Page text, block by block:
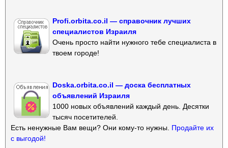
Profi.orbita.co.il — справочник лучших
специалистов Израиля
Очень просто найти нужного тебе специалиста в
твоем городе!
Doska.orbita.co.il — доска бесплатных
объявлений Израиля
1000 новых объявлений каждый день. Десятки
тысяч посетителей.
Есть ненужные Вам вещи? Они кому-то нужны. Продайте их
с выгодой!